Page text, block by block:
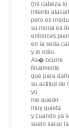
(mi cabeza lo
intento
pero es
su moral es
entonces
en la seda
y lo odio.
As� ocurre
finalmente
que para
su actitud de
yo
me quedo
muy quieta
y cuando ya
suelo sacar